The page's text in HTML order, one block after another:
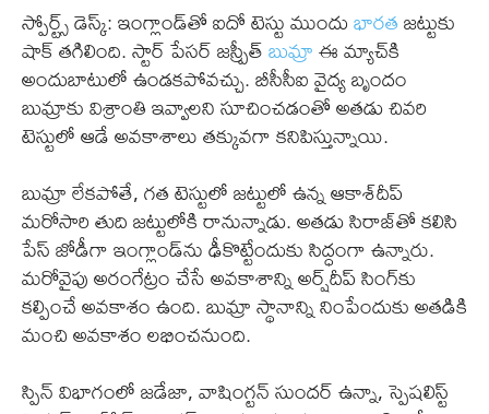
స్పోర్ట్స్ డెస్క్: ఇంగ్లాండ్‌తో ఐదో టెస్టు ముందుభారతజట్టుకు
షాక్ తగిలింది. స్టార్ పేసర్ జస్ప్రీత్బుమ్రాఈ మ్యాచ్‌కి
అందుబాటులో ఉండకపోవచ్చు. బీసీసీఐ వైద్య బృందం
బుమ్రాకు విశ్రాంతి ఇవ్వాలని సూచించడంతో అతడు చివరి
టెస్టులో ఆడే అవకాశాలు తక్కువగా కనిపిస్తున్నాయి.
బుమ్రా లేకపోతే, గత టెస్టులో జట్టులో ఉన్న ఆకాశ్‌దీప్‌
మరోసారి తుది జట్టులోకి రానున్నాడు. అతడు సిరాజ్‌తో కలిసి
పేస్ జోడీగా ఇంగ్లాండ్‌ను ఢీకొట్టేందుకు సిద్ధంగా ఉన్నారు.
మరోవైపు అరంగేట్రం చేసే అవకాశాన్ని అర్ష్‌దీప్ సింగ్‌కు
కల్పించే అవకాశం ఉంది. బుమ్రా స్థానాన్ని నింపేందుకు అతడికి
మంచి అవకాశం లభించనుంది.
స్పిన్ విభాగంలో జడేజా, వాషింగ్టన్ సుందర్ ఉన్నా, స్పెషలిస్ట్